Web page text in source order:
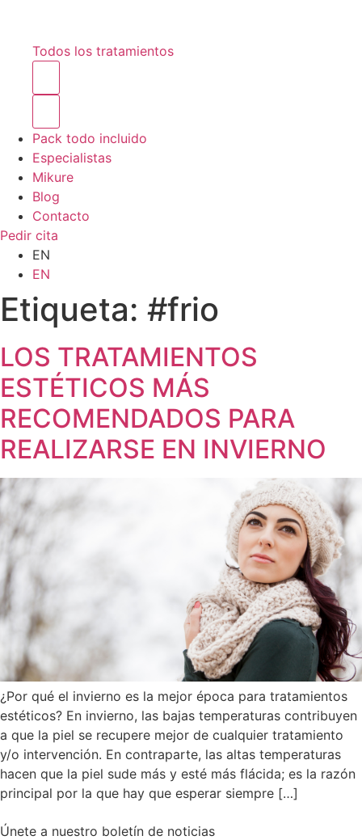
Todos los tratamientos
Pack todo incluido
Especialistas
Mikure
Blog
Contacto
Pedir cita
EN
EN
Etiqueta: #frio
LOS TRATAMIENTOS
ESTÉTICOS MÁS
RECOMENDADOS PARA
REALIZARSE EN INVIERNO
¿Por qué el invierno es la mejor época para tratamientos
estéticos? En invierno, las bajas temperaturas contribuyen
a que la piel se recupere mejor de cualquier tratamiento
y/o intervención. En contraparte, las altas temperaturas
hacen que la piel sude más y esté más flácida; es la razón
principal por la que hay que esperar siempre […]
Únete a nuestro boletín de noticias